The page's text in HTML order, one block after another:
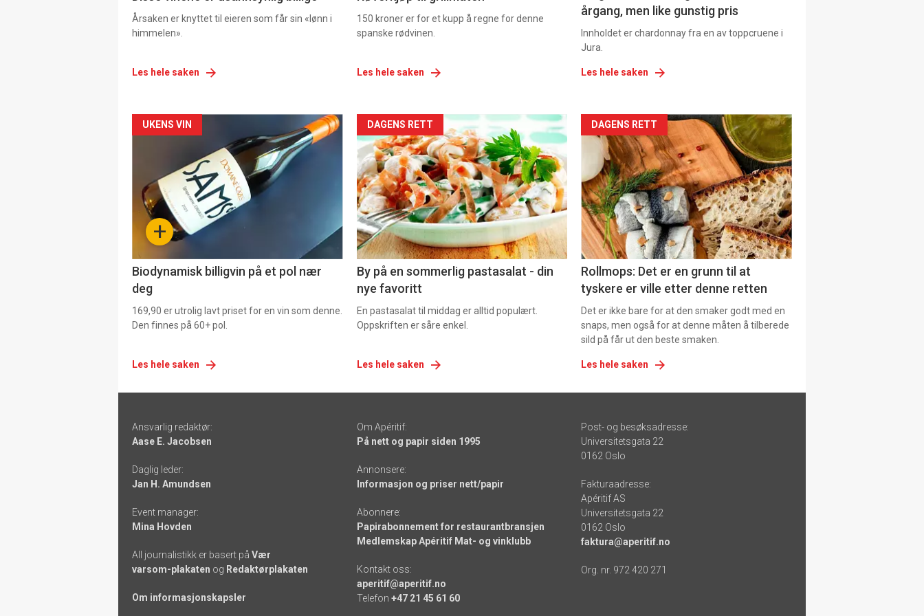
Årsaken er knyttet til eieren som får sin «lønn i
himmelen».
Les hele saken
150 kroner er for et kupp å regne for denne
spanske rødvinen.
Les hele saken
årgang, men like gunstig pris
Innholdet er chardonnay fra en av toppcruene i
Jura.
Les hele saken
Forsiden
akkurat
nå
-
+
UKENS VIN
Biodynamisk billigvin på et pol nær
deg
169,90 er utrolig lavt priset for en vin som denne.
Den finnes på 60+ pol.
Les hele saken
Forsiden
akkurat
nå
-
5
DAGENS RETT
By på en sommerlig pastasalat - din
nye favoritt
En pastasalat til middag er alltid populært.
Oppskriften er såre enkel.
Les hele saken
Forsiden
akkurat
nå
-
6
DAGENS RETT
Rollmops: Det er en grunn til at
tyskere er ville etter denne retten
Det er ikke bare for at den smaker godt med en
snaps, men også for at denne måten å tilberede
sild på får ut den beste smaken.
Les hele saken
-
links
Ansvarlig redaktør:
Aase E. Jacobsen
Daglig leder:
Jan H. Amundsen
Event manager:
Mina Hovden
All journalistikk er basert på Vær
varsom-plakaten og Redaktørplakaten
Om informasjonskapsler
Om Apéritif:
På nett og papir siden 1995
Annonsere:
Informasjon og priser nett/papir
Abonnere:
Papirabonnement for restaurantbransjen
Medlemskap Apéritif Mat- og vinklubb
Kontakt oss:
aperitif@aperitif.no
Telefon +47 21 45 61 60
Post- og besøksadresse:
Universitetsgata 22
0162 Oslo
Fakturaadresse:
Apéritif AS
Universitetsgata 22
0162 Oslo
faktura@aperitif.no
Org. nr. 972 420 271